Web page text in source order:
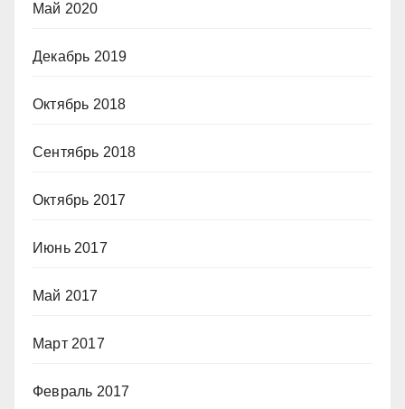
Май 2020
Декабрь 2019
Октябрь 2018
Сентябрь 2018
Октябрь 2017
Июнь 2017
Май 2017
Март 2017
Февраль 2017